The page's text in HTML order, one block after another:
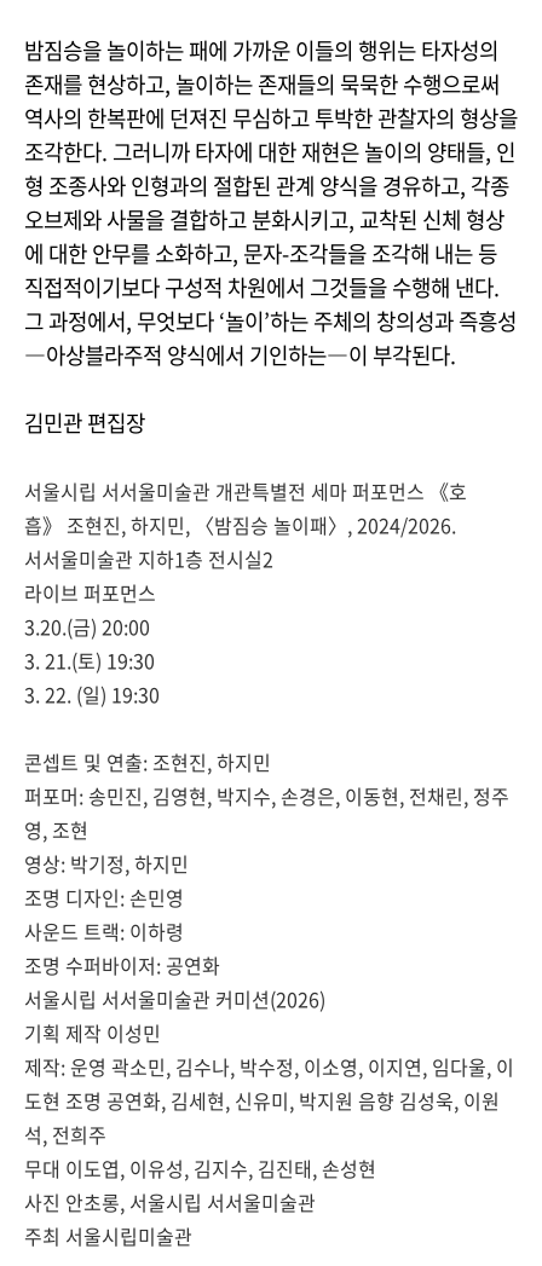
밤짐승을 놀이하는 패에 가까운 이들의 행위는 타자성의
존재를 현상하고, 놀이하는 존재들의 묵묵한 수행으로써
역사의 한복판에 던져진 무심하고 투박한 관찰자의 형상을
조각한다. 그러니까 타자에 대한 재현은 놀이의 양태들, 인
형 조종사와 인형과의 절합된 관계 양식을 경유하고, 각종
오브제와 사물을 결합하고 분화시키고, 교착된 신체 형상
에 대한 안무를 소화하고, 문자-조각들을 조각해 내는 등
직접적이기보다 구성적 차원에서 그것들을 수행해 낸다.
그 과정에서, 무엇보다 ‘놀이’하는 주체의 창의성과 즉흥성
―아상블라주적 양식에서 기인하는―이 부각된다.
김민관 편집장
서울시립 서서울미술관 개관특별전 세마 퍼포먼스 《호
흡》 조현진, 하지민, 〈밤짐승 놀이패〉 , 2024/2026.
서서울미술관 지하1층 전시실2
라이브 퍼포먼스
3.20.(금) 20:00
3. 21.(토) 19:30
3. 22. (일) 19:30
콘셉트 및 연출: 조현진, 하지민
퍼포머: 송민진, 김영현, 박지수, 손경은, 이동현, 전채린, 정주
영, 조현
영상: 박기정, 하지민
조명 디자인: 손민영
사운드 트랙: 이하령
조명 수퍼바이저: 공연화
서울시립 서서울미술관 커미션(2026)
기획 제작 이성민
제작: 운영 곽소민, 김수나, 박수정, 이소영, 이지연, 임다울, 이
도현 조명 공연화, 김세현, 신유미, 박지원 음향 김성욱, 이원
석, 전희주
무대 이도엽, 이유성, 김지수, 김진태, 손성현
사진 안초롱, 서울시립 서서울미술관
주최 서울시립미술관